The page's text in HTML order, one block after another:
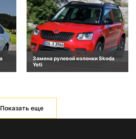
Замена рулевой колонки Skoda
Yeti
Показать еще